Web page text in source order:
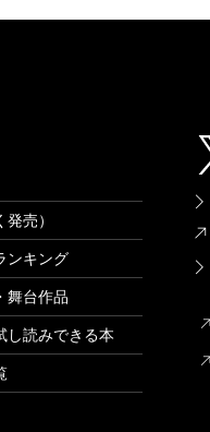
売）
ンキング
舞台作品
し読みできる本